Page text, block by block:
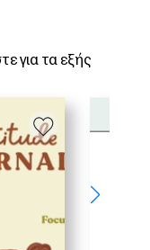
για τα εξής